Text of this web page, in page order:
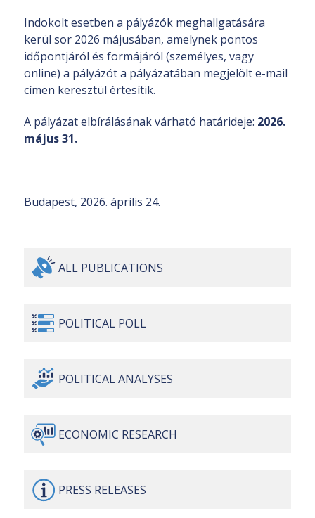
Indokolt esetben a pályázók meghallgatására
kerül sor 2026 májusában, amelynek pontos
időpontjáról és formájáról (személyes, vagy
online) a pályázót a pályázatában megjelölt e-mail
címen keresztül értesítik.
A pályázat elbírálásának várható határideje: 2026.
május 31.
Budapest, 2026. április 24.
ALL PUBLICATIONS
POLITICAL POLL
POLITICALANALYSES
ECONOMIC RESEARCH
PRESS RELEASES